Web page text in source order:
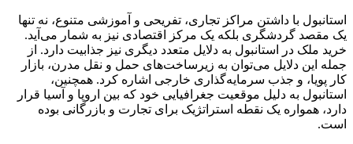
استانبول با داشتن مراکز تجاری، تفریحی و آموزشی متنوع، نه تنها
یک مقصد گردشگری بلکه یک مرکز اقتصادی نیز به شمار می‌آید.
خرید ملک در استانبول به دلایل متعدد دیگری نیز جذابیت دارد. از
جمله این دلایل می‌توان به زیرساخت‌های حمل و نقل مدرن، بازار
کار پویا، و جذب سرمایه‌گذاری خارجی اشاره کرد. همچنین،
استانبول به دلیل موقعیت جغرافیایی خود که بین اروپا و آسیا قرار
دارد، همواره یک نقطه استراتژیک برای تجارت و بازرگانی بوده
است.